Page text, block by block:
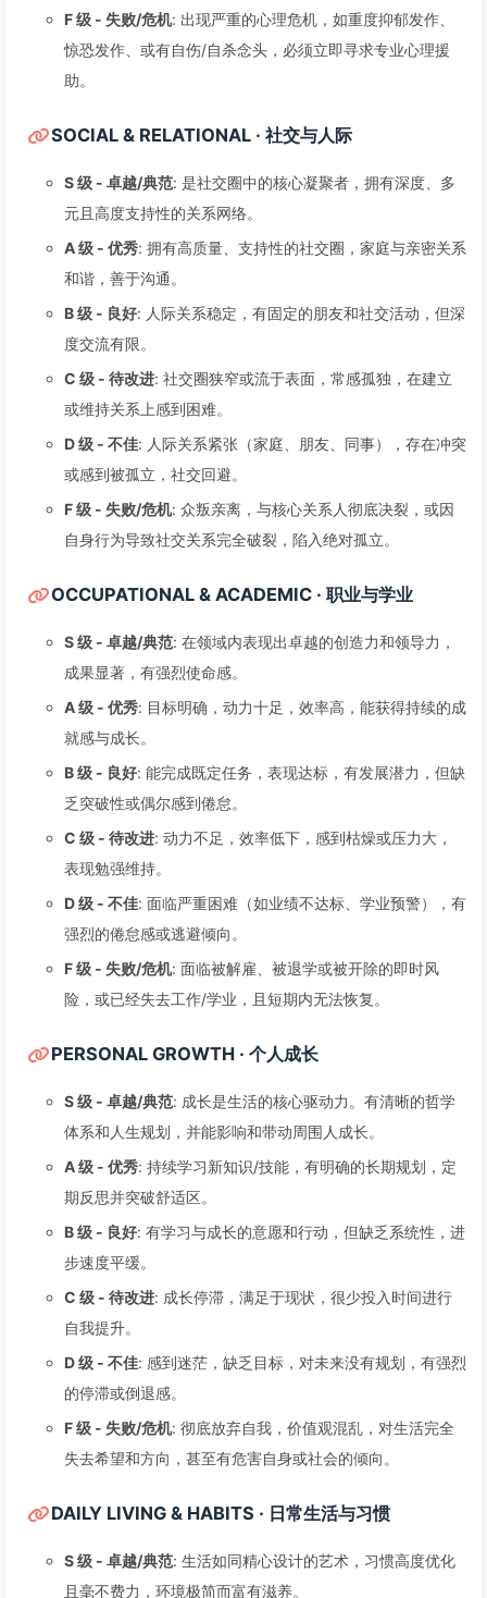
F 级 - 失败/危机: 出现严重的心理危机，如重度抑郁发作、
惊恐发作、或有自伤/自杀念头，必须立即寻求专业心理援
助。
SOCIAL & RELATIONAL · 社交与人际
S 级 - 卓越/典范: 是社交圈中的核心凝聚者，拥有深度、多
元且高度支持性的关系网络。
A 级 - 优秀: 拥有高质量、支持性的社交圈，家庭与亲密关系
和谐，善于沟通。
B 级 - 良好: 人际关系稳定，有固定的朋友和社交活动，但深
度交流有限。
C 级 - 待改进: 社交圈狭窄或流于表面，常感孤独，在建立
或维持关系上感到困难。
D 级 - 不佳: 人际关系紧张（家庭、朋友、同事），存在冲突
或感到被孤立，社交回避。
F 级 - 失败/危机: 众叛亲离，与核心关系人彻底决裂，或因
自身行为导致社交关系完全破裂，陷入绝对孤立。
OCCUPATIONAL & ACADEMIC · 职业与学业
S 级 - 卓越/典范: 在领域内表现出卓越的创造力和领导力，
成果显著，有强烈使命感。
A 级 - 优秀: 目标明确，动力十足，效率高，能获得持续的成
就感与成长。
B 级 - 良好: 能完成既定任务，表现达标，有发展潜力，但缺
乏突破性或偶尔感到倦怠。
C 级 - 待改进: 动力不足，效率低下，感到枯燥或压力大，
表现勉强维持。
D 级 - 不佳: 面临严重困难（如业绩不达标、学业预警），有
强烈的倦怠感或逃避倾向。
F 级 - 失败/危机: 面临被解雇、被退学或被开除的即时风
险，或已经失去工作/学业，且短期内无法恢复。
PERSONAL GROWTH · 个人成长
S 级 - 卓越/典范: 成长是生活的核心驱动力。有清晰的哲学
体系和人生规划，并能影响和带动周围人成长。
A 级 - 优秀: 持续学习新知识/技能，有明确的长期规划，定
期反思并突破舒适区。
B 级 - 良好: 有学习与成长的意愿和行动，但缺乏系统性，进
步速度平缓。
C 级 - 待改进: 成长停滞，满足于现状，很少投入时间进行
自我提升。
D 级 - 不佳: 感到迷茫，缺乏目标，对未来没有规划，有强烈
的停滞或倒退感。
F 级 - 失败/危机: 彻底放弃自我，价值观混乱，对生活完全
失去希望和方向，甚至有危害自身或社会的倾向。
DAILY LIVING & HABITS · 日常生活与习惯
S 级 - 卓越/典范: 生活如同精心设计的艺术，习惯高度优化
且毫不费力，环境极简而富有滋养。